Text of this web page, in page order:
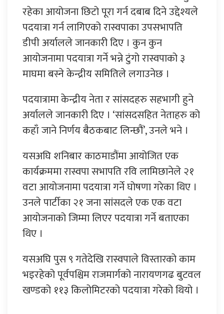
रहेका आयोजना छिटो पूरा गर्न दबाब दिने उद्देश्यले
पदयात्रा गर्न लागिएको रास्वपाका उपसभापति
डीपी अर्यालले जानकारी दिए । कुन कुन
आयोजनामा पदयात्रा गर्ने भन्ने टुंगो रास्वपाको ३
माघमा बस्ने केन्द्रीय समितिले लगाउनेछ ।
पदयात्रामा केन्द्रीय नेता र सांसदहरु सहभागी हुने
अर्यालले जानकारी दिए । ‘सांसदसहित नेताहरु को
कहाँ जाने निर्णय बैठकबाट लिन्छौं’, उनले भने ।
यसअघि शनिबार काठमाडौंमा आयोजित एक
कार्यक्रममा रास्वपा सभापति रवि लामिछानेले २१
वटा आयोजनामा पदयात्रा गर्ने घोषणा गरेका थिए ।
उनले पार्टीका २१ जना सांसदले एक एक वटा
आयोजनाको जिम्मा लिएर पदयात्रा गर्ने बताएका
थिए ।
यसअघि पुस ९ गतेदेखि रास्वपाले विस्तारको काम
भइरहेको पूर्वपश्चिम राजमार्गको नारायणगढ बुटवल
खण्डको ११३ किलोमिटरको पदयात्रा गरेको थियो ।